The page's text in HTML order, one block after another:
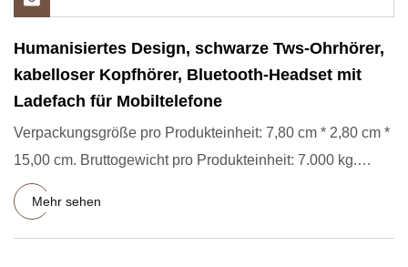
Humanisiertes Design, schwarze Tws-Ohrhörer,
kabelloser Kopfhörer, Bluetooth-Headset mit
Ladefach für Mobiltelefone
Verpackungsgröße pro Produkteinheit: 7,80 cm * 2,80 cm *
15,00 cm. Bruttogewicht pro Produkteinheit: 7.000 kg.
Automatis
Mehr sehen